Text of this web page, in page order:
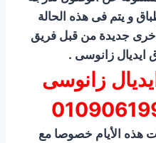
و يتم فى هذه الحالة
جديدة من قبل فريق
ايديال زانوسى .
زانوسى
هذه الأيام خصوصا مع